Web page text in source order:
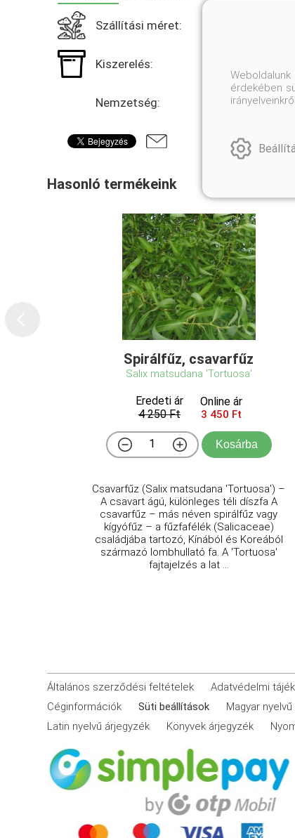
Szállítási méret:
Kiszerelés:
Nemzetség:
Hasonló termékeink
Spirálfűz, csavarfűz
Salix matsudana 'Tortuosa'
Eredeti ár
4 250 Ft
Online ár
3 450 Ft
Kosárba
Csavarfűz (Salix matsudana 'Tortuosa') –
A csavart ágú, különleges téli díszfa A
csavarfűz – más néven spirálfűz vagy
kígyófűz – a fűzfafélék (Salicaceae)
családjába tartozó, Kínából és Koreából
származó lombhullató fa. A 'Tortuosa'
fajtajelzés a lat ...
Általános szerződési feltételek Adatvédelmi
Céginformációk
Süti beállítások
Magyar
Latin nyelvű árjegyzék
Könyvek árjegyzék
érdekében